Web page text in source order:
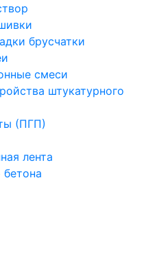
брусчатки
смеси
штукатурного
(ПГП)
лента
бетона